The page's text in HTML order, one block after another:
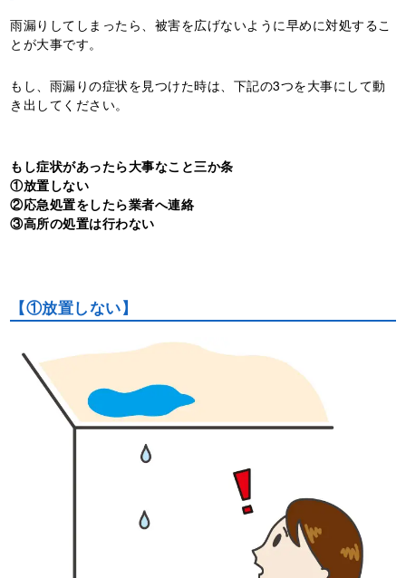
雨漏りしてしまったら、被害を広げないように早めに対処するこ
とが大事です。
もし、雨漏りの症状を見つけた時は、下記の3つを大事にして動
き出してください。
もし症状があったら大事なこと三か条
①放置しない
②応急処置をしたら業者へ連絡
③高所の処置は行わない
【①放置しない】